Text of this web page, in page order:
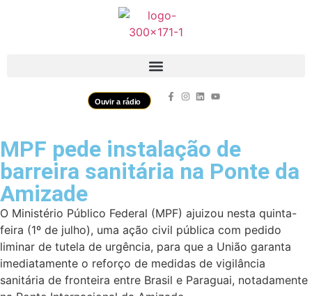
Ouvir a rádio
MPF pede instalação de
barreira sanitária na Ponte da
Amizade
O Ministério Público Federal (MPF) ajuizou nesta quinta-
feira (1º de julho), uma ação civil pública com pedido
liminar de tutela de urgência, para que a União garanta
imediatamente o reforço de medidas de vigilância
sanitária de fronteira entre Brasil e Paraguai, notadamente